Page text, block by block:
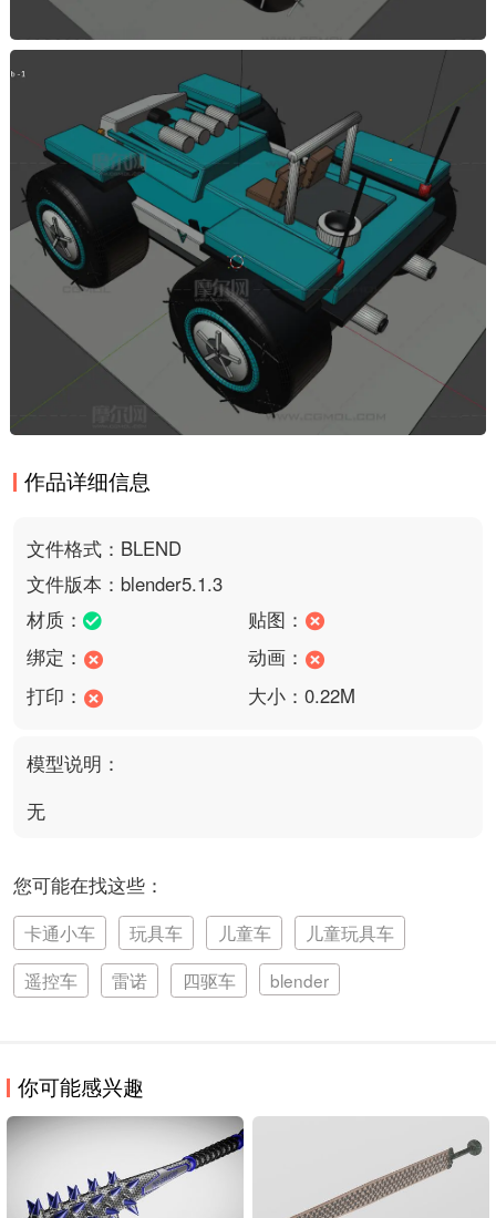
作品详细信息
文件格式：BLEND
文件版本：blender5.1.3
材质：
贴图：
绑定：
动画：
打印：
大小：0.22M
模型说明：
无
您可能在找这些：
卡通小车 玩具车 儿童车
儿童玩具车
遥控车
雷诺 四驱车 blender
你可能感兴趣